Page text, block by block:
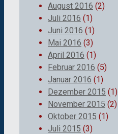
August 2016 (2)
Juli 2016 (1)
Juni 2016 (1)
Mai 2016 (3)
April 2016 (1)
Februar 2016 (5)
Januar 2016 (1)
Dezember 2015 (1)
November 2015 (2)
Oktober 2015 (1)
Juli 2015 (3)